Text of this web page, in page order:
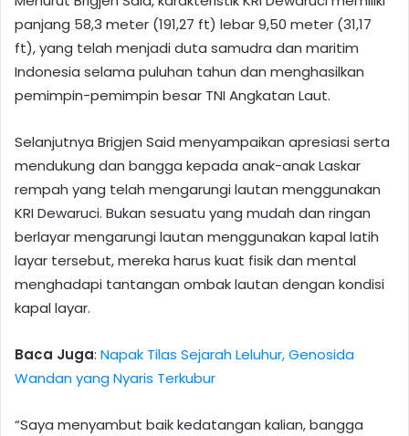
panjang 58,3 meter (191,27 ft) lebar 9,50 meter (31,17
ft), yang telah menjadi duta samudra dan maritim
Indonesia selama puluhan tahun dan menghasilkan
pemimpin-pemimpin besar TNI Angkatan Laut.
Selanjutnya Brigjen Said menyampaikan apresiasi serta
mendukung dan bangga kepada anak-anak Laskar
rempah yang telah mengarungi lautan menggunakan
KRI Dewaruci. Bukan sesuatu yang mudah dan ringan
berlayar mengarungi lautan menggunakan kapal latih
layar tersebut, mereka harus kuat fisik dan mental
menghadapi tantangan ombak lautan dengan kondisi
kapal layar.
Baca Juga: Napak Tilas Sejarah Leluhur, Genosida
Wandan yang Nyaris Terkubur
“Saya menyambut baik kedatangan kalian, bangga